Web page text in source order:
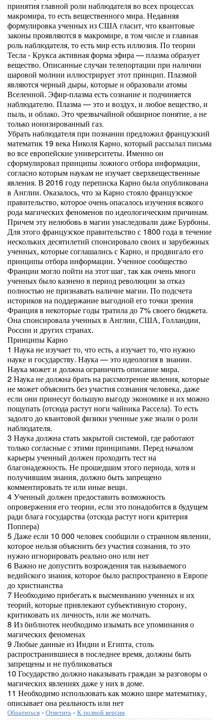
принятия главной роли наблюдателя во всех процессах
макромира, то есть вещественного мира. Недавняя
формулировка ученных из США гласит, что квантовые
законы проявляются в макромире, в том числе и главная
роль наблюдателя, то есть мир есть иллюзия. По теории
Тесла - Крукса активная форма эфира — плазма образует
вещество. Описанные случаи телепортации при наличии
шаровой молнии иллюстрирует этот принцип. Плазмой
являются черный дыры, которые и образовали атомы
Вселенной. Эфир-плазма есть сознание и подчиняется
наблюдателю. Плазма — это и воздух, и любое вещество, и
пыль, и облако. Это чрезвычайной обширное понятие, а не
только ионизированный газ.
Убрать наблюдателя при познании предложил французский
математик 19 века Николя Карно, который рассылал письма
во все европейские университеты. Именно он
сформулировал принципы ложного отбора информации,
согласно которым наукам не изучает сверхвещественные
явления. В 2016 году переписка Карно была опубликована
в Англии. Оказалось, что за Карно стояло французское
правительство, которое очень опасалось изучения всякого
рода магических феноменов по идеологическим причинам.
Причем эту нелюбовь в магии унаследовали даже Бурбоны.
Для этого французское правительство с 1800 года в течение
нескольких десятилетий спонсировало своих и зарубежных
ученных, которые соглашались с Карно, и продвигало его
принципы отбора информации. Ученное сообщество
Франции могло пойти на этот шаг, так как очень много
ученных было казнено в период революции за отказ
полностью не признавать наличие магии. По подсчета
историков на поддержание выгодной его точки зрения
Франция в некоторые годы тратила до 7% своего бюджета.
Она спонсировала ученных в Англии, США, Голландии,
России и других странах.
Принципы Карно
1 Наука не изучает то, что есть, а изучает то, что нужно
науке и государству. Наука — это идеология в знании.
Наука может и должна ограничить описание мира.
2 Наука не должна брать на рассмотрение явления, которые
не может объяснить без участия сознания человека, даже
если они принесут большую выгоду экономике и их можно
пощупать (отсюда растут ноги чайника Рассела). То есть
задолго до квантовой физики ученные уже знали о роли
наблюдателя.
3 Наука должна стать закрытой системой, где работают
только согласные с этими принципами. Перед началом
карьеры ученный должен проходить тест на
благонадежность. Не прошедшим этого периода, хотя и
получившим знания, должно быть запрещено
комментировать те или иные вещи.
4 Ученный должен предоставить возможность
опровержения его теории, если это понадобится в будущем
ради блага государства (отсюда растут ноги критерия
Поппера)
5 Даже если 10 000 человек сообщили о странном явлении,
которое нельзя объяснить без участия сознания, то это
нужно игнорировать реально оно или нет
6 Важно не допустить возрождения так называемого
ведийского знания, которое было распространено в Европе
до христианства
7 Необходимо прибегать к высмеиванию ученных и их
теорий, которые привлекают субъективную сторону,
критиковать их личность, или же молчать.
8 Из библиотек необходимо изымать все упоминания о
магических феноменах
9 Любые данные из Индии и Египта, столь
распространившиеся в последнее время, должны быть
запрещены и не публиковаться
10 Государство должно наказывать граждан за разговоры о
магических явлениях даже у них в доме.
11 Необходимо использовать как можно шире математику,
описывает она реальность или нет
Обратиться - Ответить - К полной версии